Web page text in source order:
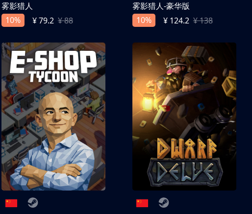
雾影猎人
10%
¥ 79.2 ¥ 88
雾影猎人-豪华版
10%
¥ 124.2 ¥ 138